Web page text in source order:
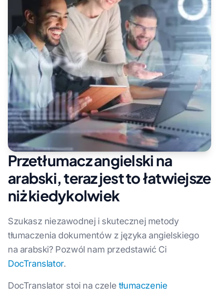
Przetłumacz angielski na
arabski, teraz jest to łatwiejsze
niż kiedykolwiek
Szukasz niezawodnej i skutecznej metody
tłumaczenia dokumentów z języka angielskiego
na arabski? Pozwól nam przedstawić Ci
DocTranslator.
DocTranslator stoi na czele tłumaczenie